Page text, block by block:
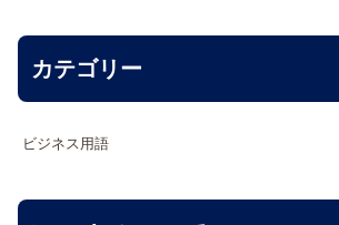
カテゴリー
ビジネス用語